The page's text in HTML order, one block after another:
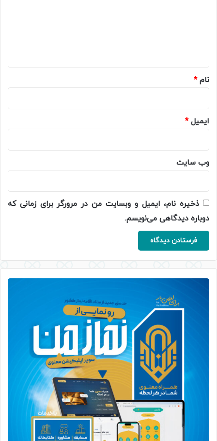
نام*
ایمیل*
وب‌ سایت
ذخیره نام، ایمیل و وبسایت من در مرورگر برای زمانی که
دوباره دیدگاهی می‌نویسم.